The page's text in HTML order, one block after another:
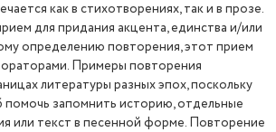
как в стихотворениях, так и в прозе.
для придания акцента, единства и/или
определению повторения, этот прием
ораторами. Примеры повторения
литературы разных эпох, поскольку
запомнить историю, отдельные
или текст в песенной форме. Повторение